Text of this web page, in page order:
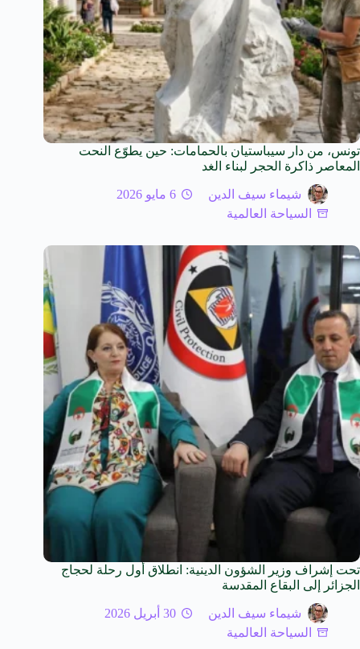
تونس، من دار سيباستيان بالحمامات: حين يطوّع النحت
المعاصر ذاكرة الحجر لبناء الغد
شيماء سيف الدين
6 مايو 2026
السياحة العالمية
تحت إشراف وزير الشؤون الدينية: انطلاق أول رحلة لحجاج
الجزائر إلى البقاع المقدسة
شيماء سيف الدين
30 أبريل 2026
السياحة العالمية